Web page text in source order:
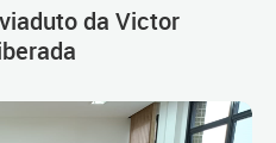
da Victor